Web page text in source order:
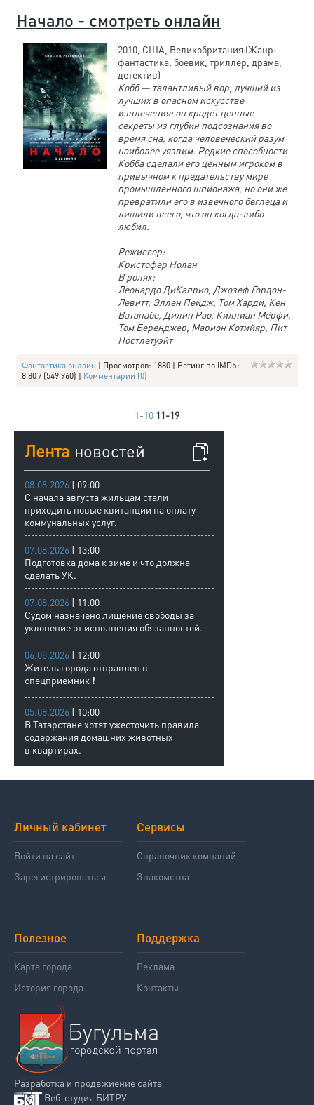
Начало - смотреть онлайн
2010, США, Великобритания (Жанр:
фантастика, боевик, триллер, драма,
детектив)
Кобб — талантливый вор, лучший из
лучших в опасном искусстве
извлечения: он крадет ценные
секреты из глубин подсознания во
время сна, когда человеческий разум
наиболее уязвим. Редкие способности
Кобба сделали его ценным игроком в
привычном к предательству мире
промышленного шпионажа, но они же
превратили его в извечного беглеца и
лишили всего, что он когда-либо
любил.
Режиссер:
Кристофер Нолан
В ролях:
Леонардо ДиКаприо, Джозеф Гордон-
Левитт, Эллен Пейдж, Том Харди, Кен
Ватанабе, Дилип Рао, Киллиан Мёрфи,
Том Беренджер, Марион Котийяр, Пит
Постлетуэйт
Фантастика онлайн | Просмотров: 1880 | Ретинг по IMDb:
8.80 / (549 960) | Комментарии (0)
1-10 11-19
Лента новостей
08.08.2026 | 09:00
С начала августа жильцам стали
приходить новые квитанции на оплату
коммунальных услуг.
07.08.2026 | 13:00
Подготовка дома к зиме и что должна
сделать УК.
07.08.2026 | 11:00
Судом назначено лишение свободы за
уклонение от исполнения обязанностей.
06.08.2026 | 12:00
Житель города отправлен в
спецприемник ❗
05.08.2026 | 10:00
В Татарстане хотят ужесточить правила
содержания домашних животных
в квартирах.
Личный кабинет
Войти на сайт
Зарегистрироваться
Сервисы
Справочник компаний
Знакомства
Полезное
Карта города
История города
Поддержка
Реклама
Контакты
Разработка и продвжиение сайта
Веб-студия БИТРУ